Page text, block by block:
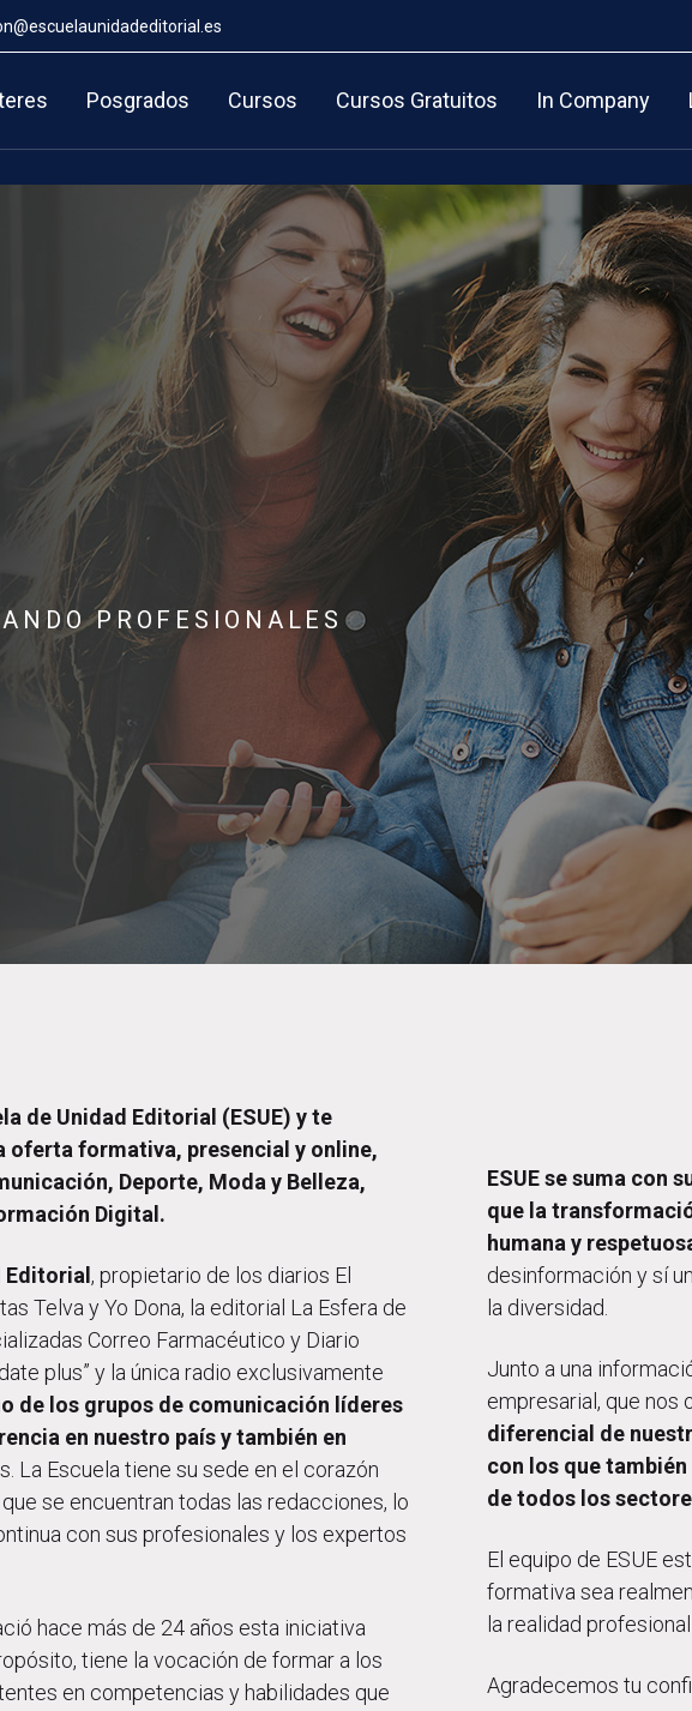
Posgrados Cursos Cursos Gratuitos In Company
PROFESIONALES
de Unidad Editorial (ESUE) y te
oferta formativa, presencial y online,
Deporte, Moda y Belleza,
Digital.
Editorial , propietario de los diarios El
Telva y Yo Dona, la editorial La Esfera de
Correo Farmacéutico y Diario
plus” y la única radio exclusivamente
de los grupos de comunicación líderes
en nuestro país y también en
La Escuela tiene su sede en el corazón
se encuentran todas las redacciones, lo
con sus profesionales y los expertos
hace más de 24 años esta iniciativa
tiene la vocación de formar a los
en competencias y habilidades que
ESUE se suma con
que la
humana y
desinformación y sí
la diversidad.
Junto a una
empresarial, que nos
diferencial de
con los que
de todos los
El equipo de ESUE
formativa sea
la realidad
Agradecemos tu